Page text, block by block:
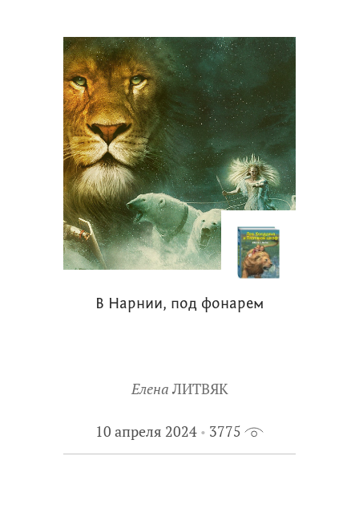
В Нарнии, под фонарем
Елена ЛИТВЯК
10 апреля 2024 3775